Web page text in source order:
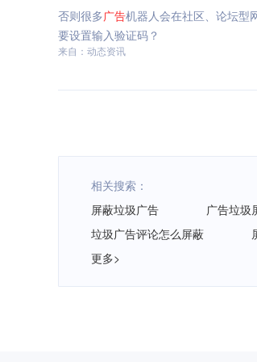
否则很多广告机器人会在社区、论坛型
要设置输入验证码？
来自：动态资讯
相关搜索：
屏蔽垃圾广告
广告垃圾
垃圾广告评论怎么屏蔽
更多>